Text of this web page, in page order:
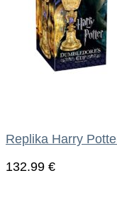
Replika Harry
132.99 €